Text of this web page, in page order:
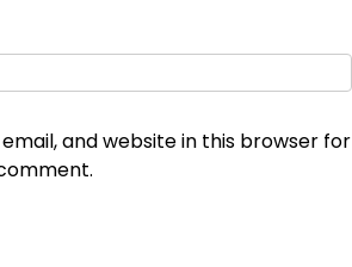
and website in this browser for